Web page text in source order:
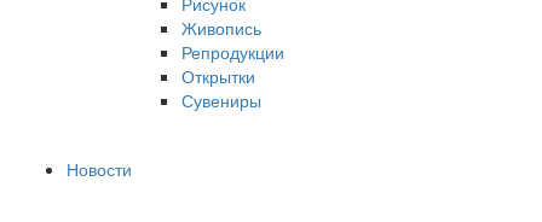
Живопись
Репродукции
Открытки
Сувениры
Новости